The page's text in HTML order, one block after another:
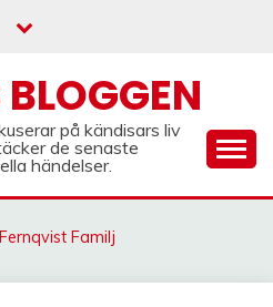
på kändisars liv
de senaste
händelser.
Familj